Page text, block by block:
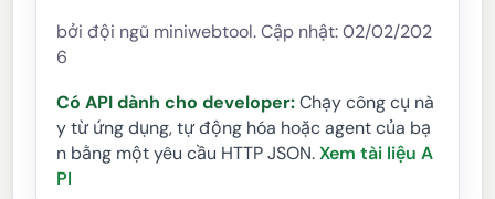
bởi đội ngũ miniwebtool. Cập nhật: 02/02/202
6
Có API dành cho developer: Chạy công cụ nà
y từ ứng dụng, tự động hóa hoặc agent của bạ
n bằng một yêu cầu HTTP JSON. Xem tài liệu A
PI